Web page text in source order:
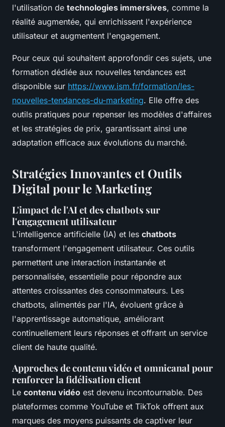
l'utilisation de technologies immersives, comme la
réalité augmentée, qui enrichissent l'expérience
utilisateur et augmentent l'engagement.
Pour ceux qui souhaitent approfondir ces sujets, une
formation dédiée aux nouvelles tendances est
disponible sur https://www.ism.fr/formation/les-
nouvelles-tendances-du-marketing. Elle offre des
outils pratiques pour repenser les modèles d'affaires
et les stratégies de prix, garantissant ainsi une
adaptation efficace aux évolutions du marché.
Stratégies Innovantes et Outils
Digital pour le Marketing
L'impact de l'AI et des chatbots sur
l'engagement utilisateur
L'intelligence artificielle (IA) et les chatbots
transforment l'engagement utilisateur. Ces outils
permettent une interaction instantanée et
personnalisée, essentielle pour répondre aux
attentes croissantes des consommateurs. Les
chatbots, alimentés par l'IA, évoluent grâce à
l'apprentissage automatique, améliorant
continuellement leurs réponses et offrant un service
client de haute qualité.
Approches de contenu vidéo et omnicanal pour
renforcer la fidélisation client
Le contenu vidéo est devenu incontournable. Des
plateformes comme YouTube et TikTok offrent aux
marques des moyens puissants de captiver leur